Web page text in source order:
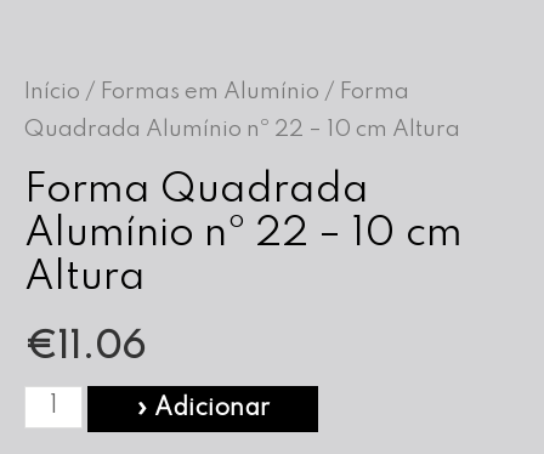
Início / Formas em Alumínio / Forma
Quadrada Alumínio nº 22 – 10 cm Altura
Forma Quadrada
Alumínio nº 22 – 10 cm
Altura
€11.06
Quantidade» Adicionar